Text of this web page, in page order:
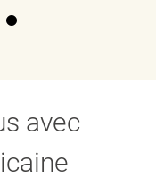
avec